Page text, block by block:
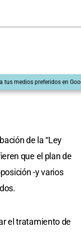
tus medios preferidos en
de la “Ley
que el plan de
-y varios
el tratamiento de